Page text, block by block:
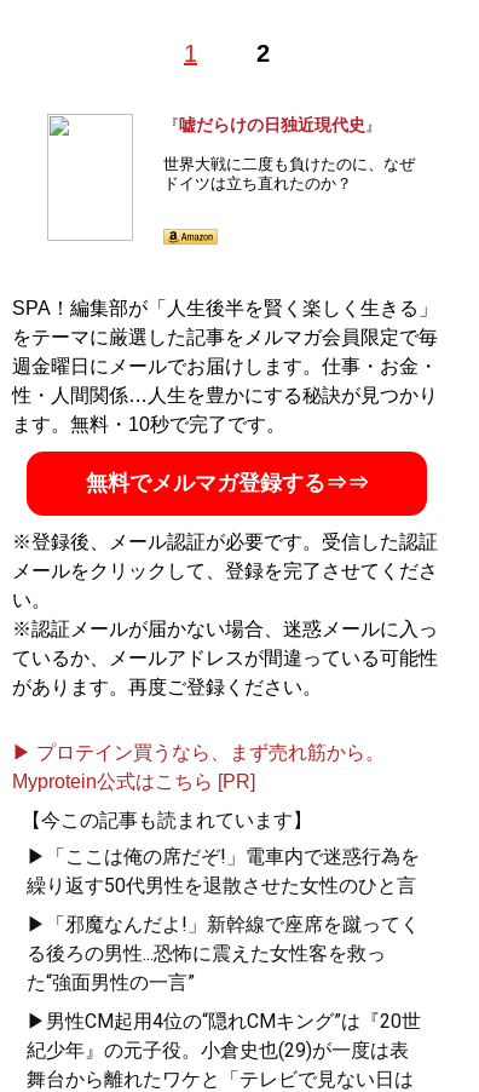
1 2
『 嘘だらけの日独近現代史 』
世界大戦に二度も負けたのに、なぜ
ドイツは立ち直れたのか？
SPA！編集部が「人生後半を賢く楽しく生きる」
をテーマに厳選した記事をメルマガ会員限定で毎
週金曜日にメールでお届けします。仕事・お金・
性・人間関係…人生を豊かにする秘訣が見つかり
ます。無料・10秒で完了です。
無料でメルマガ登録する⇒⇒
※登録後、メール認証が必要です。受信した認証
メールをクリックして、登録を完了させてくださ
い。
※認証メールが届かない場合、迷惑メールに入っ
ているか、メールアドレスが間違っている可能性
があります。再度ご登録ください。
▶ プロテイン買うなら、まず売れ筋から。
Myprotein公式はこちら [PR]
【今この記事も読まれています】
▶「ここは俺の席だぞ!」電車内で迷惑行為を
繰り返す50代男性を退散させた女性のひと言
▶「邪魔なんだよ!」新幹線で座席を蹴ってく
る後ろの男性...恐怖に震えた女性客を救っ
た“強面男性の一言”
▶男性CM起用4位の“隠れCMキング”は『20世
紀少年』の元子役。小倉史也(29)が一度は表
舞台から離れたワケと「テレビで見ない日は